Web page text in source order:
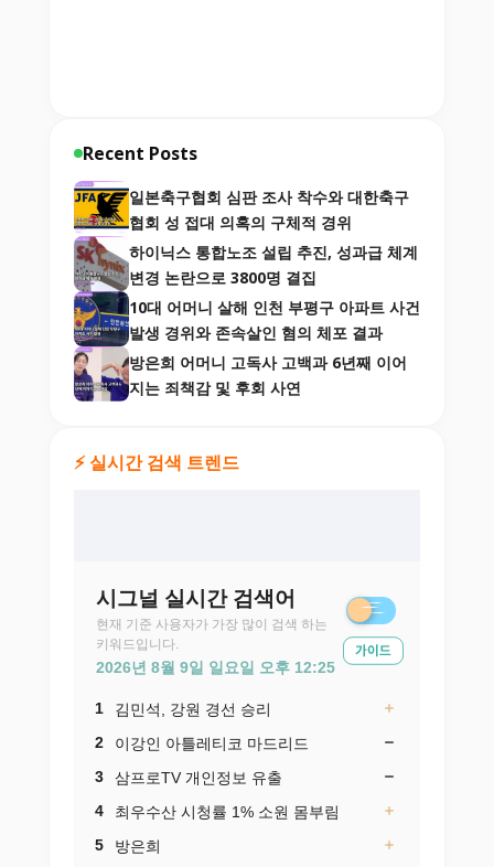
Recent Posts
일본축구협회 심판 조사 착수와 대한축구
협회 성 접대 의혹의 구체적 경위
하이닉스 통합노조 설립 추진, 성과급 체계
변경 논란으로 3800명 결집
10대 어머니 살해 인천 부평구 아파트 사건
발생 경위와 존속살인 혐의 체포 결과
방은희 어머니 고독사 고백과 6년째 이어
지는 죄책감 및 후회 사연
⚡ 실시간 검색 트렌드